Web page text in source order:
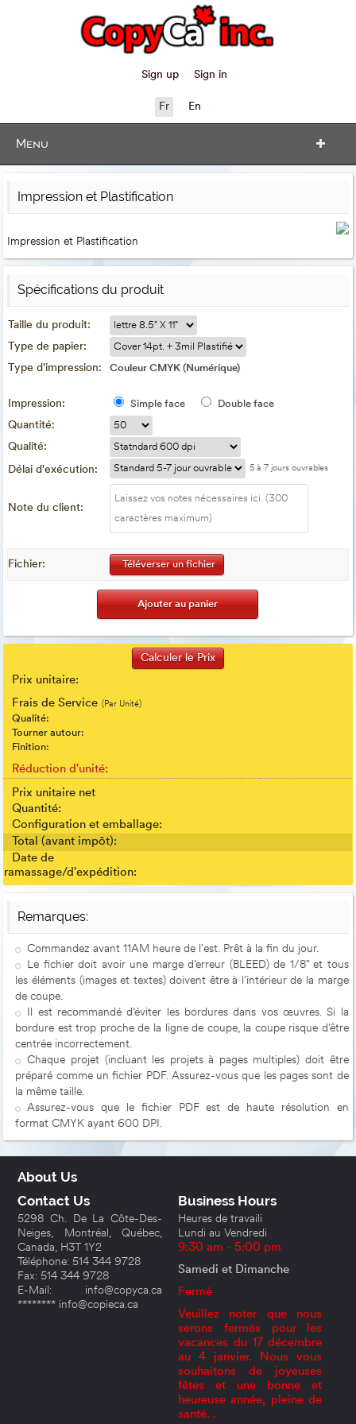
Sign up Sign in
Fr En
Menu
Impression et Plastification
Impression et Plastification
Spécifications du produit
Taille du produit:
Type de papier:
Type d'impression:
Couleur CMYK (Numérique)
Impression: Simple face Double face
Quantité:
Qualité:
Délai d'exécution:
5 à 7 jours ouvrables
Note du client:
Fichier: Téléverser un fichier
Prix unitaire:
Frais de Service (Par Unité)
Qualité:
Tourner autour:
Finition:
Réduction d'unité:
Prix unitaire net
Quantité:
Configuration et emballage:
Total (avant impôt):
Date de
ramassage/d'expédition:
Remarques:
Commandez avant 11AM heure de l'est. Prêt à la fin du jour.
Le fichier doit avoir une marge d’erreur (BLEED) de 1/8" et tous
les éléments (images et textes) doivent être à l’intérieur de la marge
de coupe.
Il est recommandé d’éviter les bordures dans vos œuvres. Si la
bordure est trop proche de la ligne de coupe, la coupe risque d’être
centrée incorrectement.
Chaque projet (incluant les projets à pages multiples) doit être
préparé comme un fichier PDF. Assurez-vous que les pages sont de
la même taille.
Assurez-vous que le fichier PDF est de haute résolution en
format CMYK ayant 600 DPI.
About Us
Contact Us
5298 Ch. De La Côte-Des-
Neiges, Montréal, Québec,
Canada, H3T 1Y2
Téléphone: 514 344 9728
Fax: 514 344 9728
E-Mail: info@copyca.ca
******** info@copieca.ca
Business Hours
Heures de travaili
Lundi au Vendredi
9:30 am - 5:00 pm
Samedi et Dimanche
Fermé
Veuillez noter que nous
serons fermés pour les
vacances du 17 décembre
au 4 janvier. Nous vous
souhaitons de joyeuses
fêtes et une bonne et
heureuse année, pleine de
santé. .